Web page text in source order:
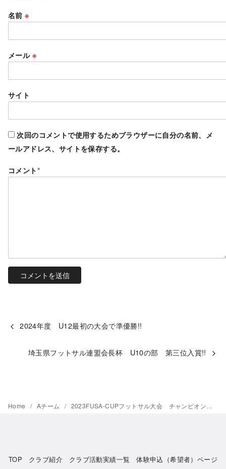
名前※
メール ※
サイト
次回のコメントで使用するためブラウザーに自分の名前、メ
ールアドレス、サイトを保存する。
コメント*
2024年度 U12最初の大会で準優勝!!
埼玉県フットサル連盟会長杯 U10の部 第三位入賞!!
Home Aチーム 2023FUSA-CUPフットサル大会 チャンピオンシップ高学年の部 準優勝!!
TOP クラブ紹介 クラブ活動実績一覧 体験申込（希望者）ページ